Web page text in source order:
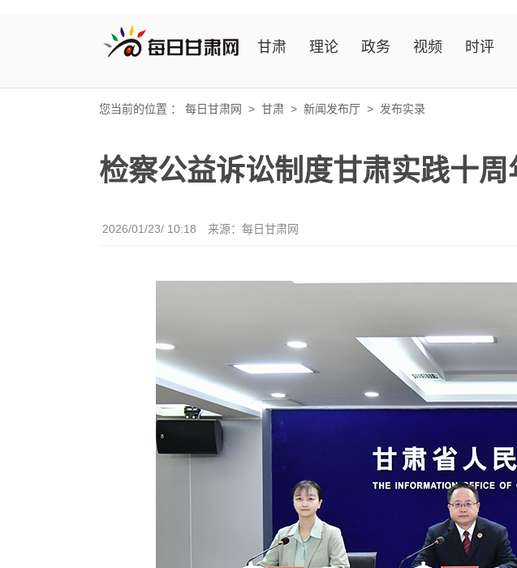
甘肃 理论 政务 视频 时评
您当前的位置 ： 每日甘肃网 > 甘肃 > 新闻发布厅 > 发布实录
检察公益诉讼制度甘肃实践十周
2026/01/23/ 10:18 来源： 每日甘肃网